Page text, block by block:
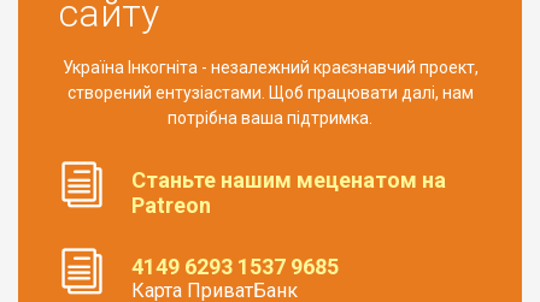
сайту
Україна Інкогніта - незалежний краєзнавчий проект,
створений ентузіастами. Щоб працювати далі, нам
потрібна ваша підтримка.
Станьте нашим меценатом на
Patreon
4149 6293 1537 9685
Карта ПриватБанк